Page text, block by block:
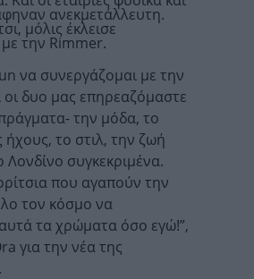
ανεκμετάλλευτη.
μόλις έκλεισε
την Rimmer.
να συνεργάζομαι με την
οι δυο μας επηρεαζόμαστε
την μόδα, το
το στιλ, την ζωή
Λονδίνο συγκεκριμένα.
που αγαπούν την
τον κόσμο να
τα χρώματα όσο εγώ!”,
για την νέα της